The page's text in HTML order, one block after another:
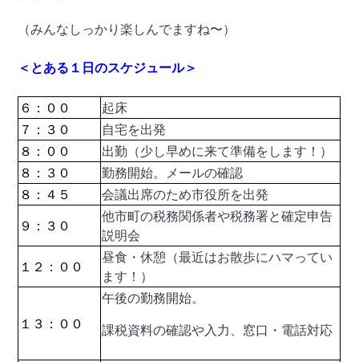
（みんなしっかり楽しんでますね〜）
＜とある１日のスケジュール＞
６：００ 起床
７：３０ 自宅を出発
８：００ 出勤（少し早めに来て準備をします！）
８：３０ 勤務開始。メールの確認
８：４５ 会議出席のため市役所を出発
９：３０
他市町の税務関係者や税務署と確定申告
説明会
１２：００
昼食・休憩（最近はお散歩にハマってい
ます！）
１３：００
午後の勤務開始。
課税資料の確認や入力、窓口・電話対応